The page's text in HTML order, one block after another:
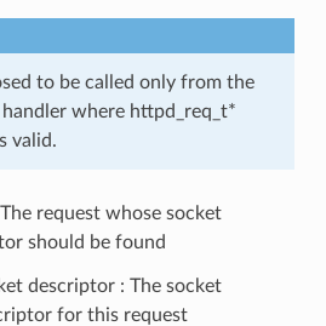
to be called only from the
where httpd_req_t*
valid.
The request whose socket
should be found
descriptor : The socket
for this request